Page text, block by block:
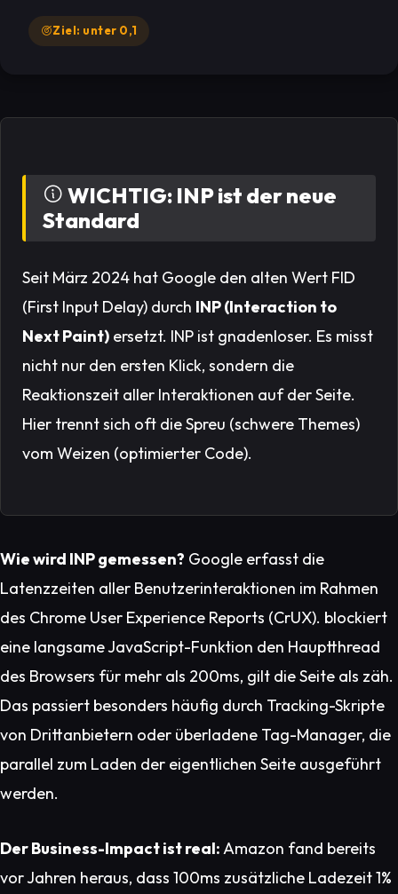
Ziel: unter 0,1
WICHTIG: INP ist der neue
Standard
Seit März 2024 hat Google den alten Wert FID
(First Input Delay) durch INP (Interaction to
Next Paint) ersetzt. INP ist gnadenloser. Es misst
nicht nur den ersten Klick, sondern die
Reaktionszeit aller Interaktionen auf der Seite.
Hier trennt sich oft die Spreu (schwere Themes)
vom Weizen (optimierter Code).
Wie wird INP gemessen? Google erfasst die
Latenzzeiten aller Benutzerinteraktionen im Rahmen
des Chrome User Experience Reports (CrUX). blockiert
eine langsame JavaScript-Funktion den Hauptthread
des Browsers für mehr als 200ms, gilt die Seite als zäh.
Das passiert besonders häufig durch Tracking-Skripte
von Drittanbietern oder überladene Tag-Manager, die
parallel zum Laden der eigentlichen Seite ausgeführt
werden.
Der Business-Impact ist real:Amazon fand bereits
vor Jahren heraus, dass 100ms zusätzliche Ladezeit 1%